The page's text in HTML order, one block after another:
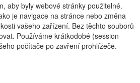
aby byly webové stránky použitelné.
je navigace na stránce nebo změna
vašeho zařízení. Bez těchto souborů
Používáme krátkodobé (session
počítače po zavření prohlížeče.